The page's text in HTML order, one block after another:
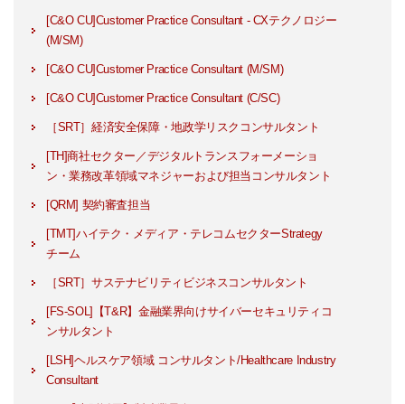
[C&O CU]Customer Practice Consultant - CXテクノロジー
(M/SM)
[C&O CU]Customer Practice Consultant (M/SM)
[C&O CU]Customer Practice Consultant (C/SC)
［SRT］経済安全保障・地政学リスクコンサルタント
[TH]商社セクター／デジタルトランスフォーメーショ
ン・業務改革領域マネジャーおよび担当コンサルタント
[QRM] 契約審査担当
[TMT]ハイテク・メディア・テレコムセクターStrategy
チーム
［SRT］サステナビリティビジネスコンサルタント
[FS-SOL]【T&R】金融業界向けサイバーセキュリティコ
ンサルタント
[LSH]ヘルスケア領域 コンサルタント/Healthcare Industry
Consultant